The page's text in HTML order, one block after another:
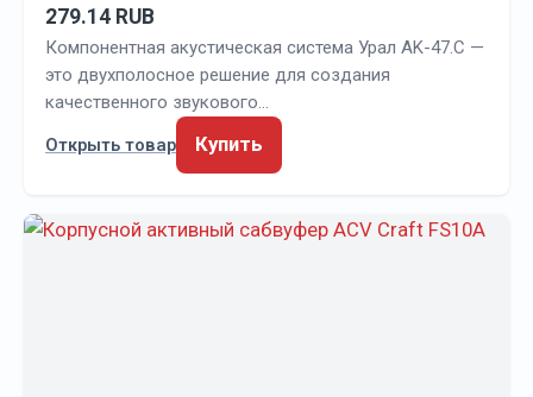
279.14 RUB
Компонентная акустическая система Урал AK-47.C —
это двухполосное решение для создания
качественного звукового…
Открыть товар
Купить